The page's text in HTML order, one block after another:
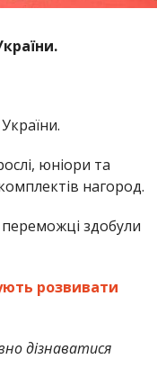
юніори та
нагород.
здобули
розвивати
дізнаватися